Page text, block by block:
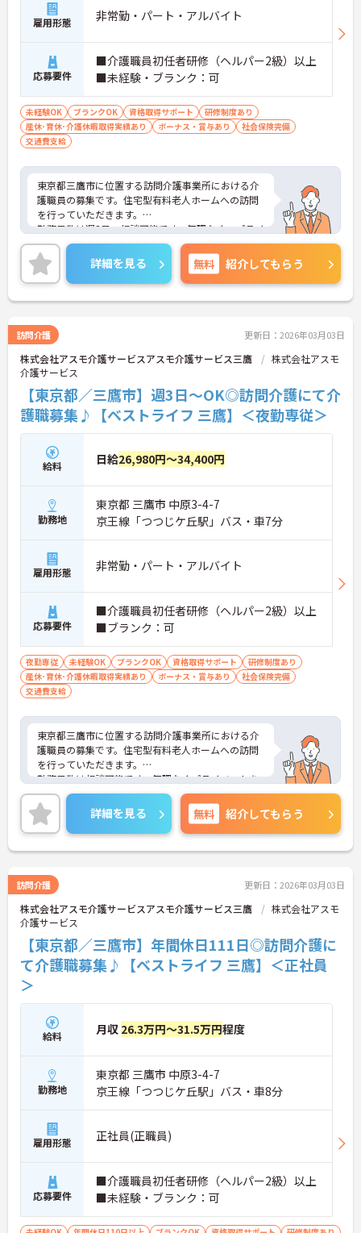
雇用形態 非常勤・パート・アルバイト
応募要件
■介護職員初任者研修（ヘルパー2級）以上
■未経験・ブランク：可
未経験OK ブランクOK 資格取得サポート
研修制度あり
産休･育休･介護休暇取得実績あり
ボーナス・賞与あり
社会保険完備
交通費支給
東京都三鷹市に位置する訪問介護事業所における介
護職員の募集です。住宅型有料老人ホームへの訪問
を行っていただきます。
勤務日数は週3日～相談可能です。無理なく、プライ
ベートを大切にしながらご勤務いただけます。ま
た、研修制度や資格取得支援制度があり、働きなが
らスキルアップが目指せる環境です。
ご興味のある方には、面接対策ポイントなど、さら
に詳細をご案内しますのでお気軽にご相談くださ
詳細を見る 無料 紹介してもらう
訪問介護 更新日：2026年03月03日
株式会社アスモ介護サービスアスモ介護サービス三鷹
株式会社アスモ
介護サービス
【東京都／三鷹市】週3日～OK◎訪問介護にて介
護職募集♪【ベストライフ 三鷹】＜夜勤専従＞
給料 日給26,980円～34,400円
勤務地
東京都 三鷹市 中原3-4-7
京王線「つつじケ丘駅」バス・車7分
雇用形態 非常勤・パート・アルバイト
応募要件
■介護職員初任者研修（ヘルパー2級）以上
■ブランク：可
夜勤専従 未経験OK ブランクOK 資格取得サポート
研修制度あり
産休･育休･介護休暇取得実績あり
ボーナス・賞与あり
社会保険完備
交通費支給
東京都三鷹市に位置する訪問介護事業所における介
護職員の募集です。住宅型有料老人ホームへの訪問
を行っていただきます。
勤務日数は相談可能です。無理なくプライベートを
大切にしながらご勤務いただけます。また、研修制
度があり、働きながらスキルアップが目指せる環境
です。
ご興味のある方には、面接対策ポイントなど、さら
に詳細をご案内しますのでお気軽にご相談くださ
詳細を見る 無料 紹介してもらう
訪問介護 更新日：2026年03月03日
株式会社アスモ介護サービスアスモ介護サービス三鷹
株式会社アスモ
介護サービス
【東京都／三鷹市】年間休日111日◎訪問介護に
て介護職募集♪【ベストライフ 三鷹】＜正社員
＞
給料 月収 26.3万円～31.5万円程度
勤務地
東京都 三鷹市 中原3-4-7
京王線「つつじケ丘駅」バス・車8分
雇用形態 正社員(正職員)
応募要件
■介護職員初任者研修（ヘルパー2級）以上
■未経験・ブランク：可